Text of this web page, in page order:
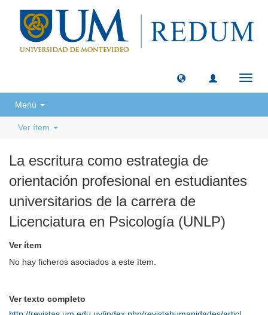
Menú
Ver ítem
La escritura como estrategia de
orientación profesional en estudiantes
universitarios de la carrera de
Licenciatura en Psicología (UNLP)
Ver ítem
No hay ficheros asociados a este ítem.
Ver texto completo